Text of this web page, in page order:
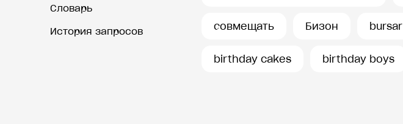
Словарь
История запросов
совмещать Бизон bursar
birthday cakes birthday boys